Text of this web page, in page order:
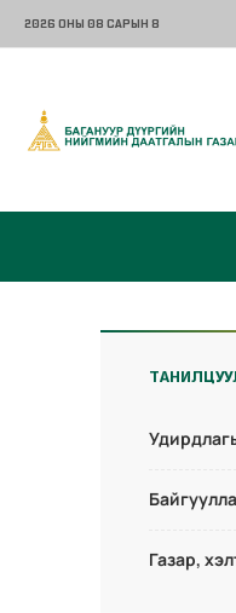
2026 ОНЫ 08 САРЫН 8
Газар,